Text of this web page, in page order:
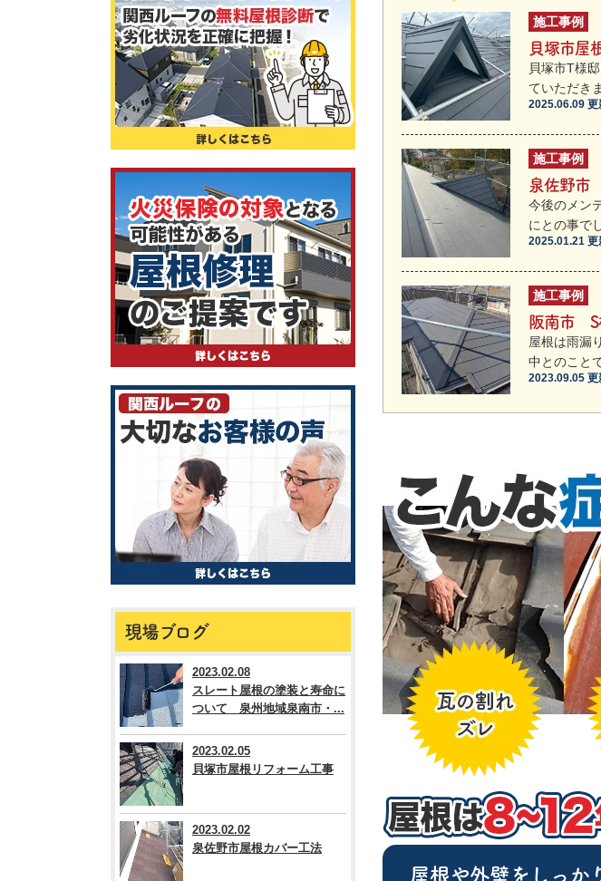
貝塚市屋
貝塚市T様
ていただき
2025.06.09 更
施工事例
泉佐野市
今後のメン
にとの事で
2025.01.21 更
施工事例
屋根は雨漏
中とのこと
2023.09.05 更
施工事例
屋根や外壁をしっか
現場ブログ
2023.02.08
スレート屋根の塗装と寿命に
ついて 泉州地域泉南市・...
2023.02.05
貝塚市屋根リフォーム工事
2023.02.02
泉佐野市屋根カバー工法